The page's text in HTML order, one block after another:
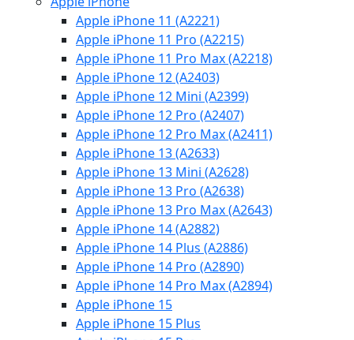
Apple iPhone 11 (A2221)
Apple iPhone 11 Pro (A2215)
Apple iPhone 11 Pro Max (A2218)
Apple iPhone 12 (A2403)
Apple iPhone 12 Mini (A2399)
Apple iPhone 12 Pro (A2407)
Apple iPhone 12 Pro Max (A2411)
Apple iPhone 13 (A2633)
Apple iPhone 13 Mini (A2628)
Apple iPhone 13 Pro (A2638)
Apple iPhone 13 Pro Max (A2643)
Apple iPhone 14 (A2882)
Apple iPhone 14 Plus (A2886)
Apple iPhone 14 Pro (A2890)
Apple iPhone 14 Pro Max (A2894)
Apple iPhone 15
Apple iPhone 15 Plus